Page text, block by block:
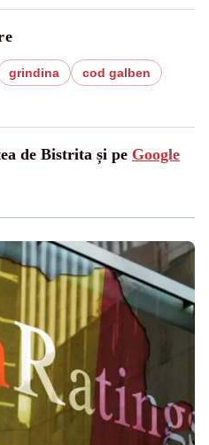
grindina
cod galben
de Bistrita și pe Google